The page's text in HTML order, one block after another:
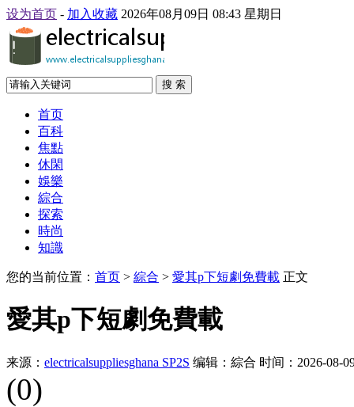
设为首页 - 加入收藏 2026年08月09日 08:43 星期日
搜 索
首页
百科
焦點
休閑
娛樂
綜合
探索
時尚
知識
您的当前位置： 首页 > 綜合 > 愛其p下短劇免費載 正文
愛其p下短劇免費載
来源： electricalsuppliesghana SP2S 编辑：綜合 时间：2026-08-
(0)